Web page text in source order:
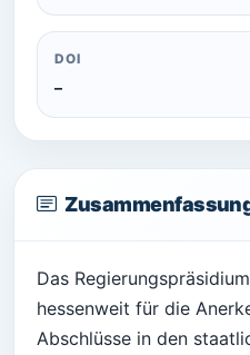
DOI
–
Das
hessenweit für die
Abschlüsse in den